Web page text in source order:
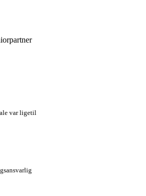
var ligetil